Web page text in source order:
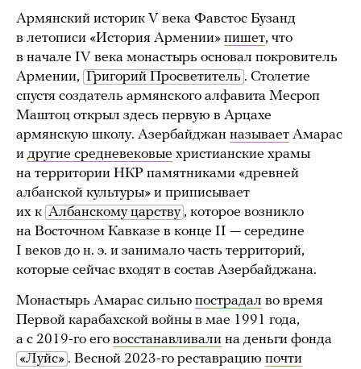
Армянский историк V века Фавстос Бузанд
в летописи «История Армении» пишет, что
в начале IV века монастырь основал покровитель
Армении, Григорий Просветитель . Столетие
спустя создатель армянского алфавита Месроп
Маштоц открыл здесь первую в Арцахе
армянскую школу. Азербайджан называет Амарас
и другие средневековые христианские храмы
на территории НКР памятниками «древней
албанской культуры» и приписывает
их к Албанскому царству , которое возникло
на Восточном Кавказе в конце II — середине
I веков до н. э. и занимало часть территорий,
которые сейчас входят в состав Азербайджана.
Монастырь Амарас сильно пострадал во время
Первой карабахской войны в мае 1991 года,
а с 2019-го его восстанавливали на деньги фонда
«Луйс» . Весной 2023-го реставрацию почти